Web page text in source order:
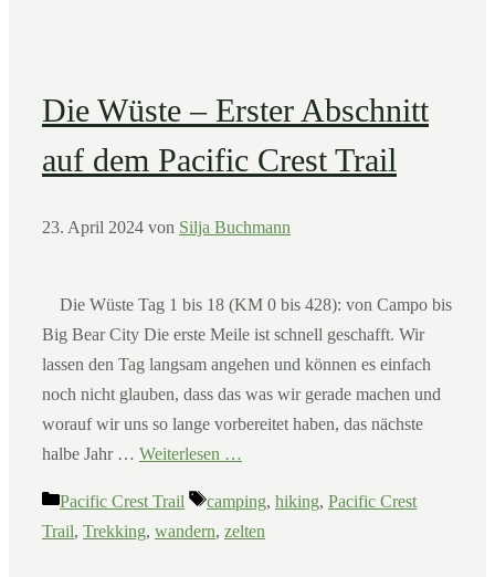
Die Wüste – Erster Abschnitt
auf dem Pacific Crest Trail
23. April 2024 von Silja Buchmann
Die Wüste Tag 1 bis 18 (KM 0 bis 428): von Campo bis
Big Bear City Die erste Meile ist schnell geschafft. Wir
lassen den Tag langsam angehen und können es einfach
noch nicht glauben, dass das was wir gerade machen und
worauf wir uns so lange vorbereitet haben, das nächste
halbe Jahr … Weiterlesen …
Kategorien
Pacific Crest Trail Schlagwörter
camping, hiking, Pacific Crest
Trail, Trekking, wandern, zelten